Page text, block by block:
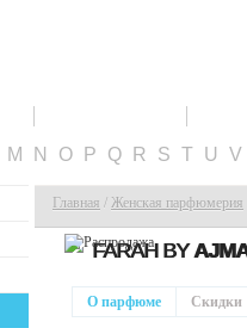
M N O P Q R S T U V
Главная / Женская парфюмерия
FARAH BY
О парфюме Скидки